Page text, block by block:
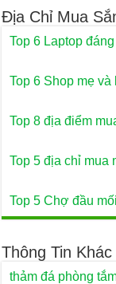
Địa Chỉ Mua
Top 6 Laptop
Top 6 Shop mẹ
Top 8 địa điểm
Top 5 địa chỉ mua
Top 5 Chợ đầu
Thông Tin Khác
thảm đá phòng